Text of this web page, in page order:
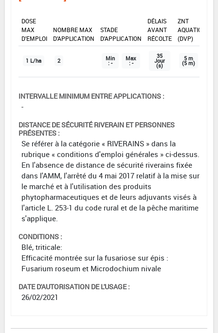
DOSE
MAX
D'EMPLOI
NOMBRE MAX
D'APPLICATION
STADE
D'APPLICATION
DÉLAIS
AVANT
RÉCOLTE
ZNT
AQUATIQUE
(DVP)
1 L/ha 2 Min
: -
Max
: -
35
Jour
(s)
5 m
(5 m)
INTERVALLE MINIMUM ENTRE APPLICATIONS :
-
DISTANCE DE SÉCURITÉ RIVERAIN ET PERSONNES
PRÉSENTES :
Se référer à la catégorie « RIVERAINS » dans la
rubrique « conditions d'emploi générales » ci-dessus.
En l'absence de distance de sécurité riverains fixée
dans l'AMM, l'arrêté du 4 mai 2017 relatif à la mise sur
le marché et à l'utilisation des produits
phytopharmaceutiques et de leurs adjuvants visés à
l'article L. 253-1 du code rural et de la pêche maritime
s'applique.
CONDITIONS :
Blé, triticale:
Efficacité montrée sur la fusariose sur épis :
Fusarium roseum et Microdochium nivale
DATE D'AUTORISATION DE L'USAGE :
26/02/2021